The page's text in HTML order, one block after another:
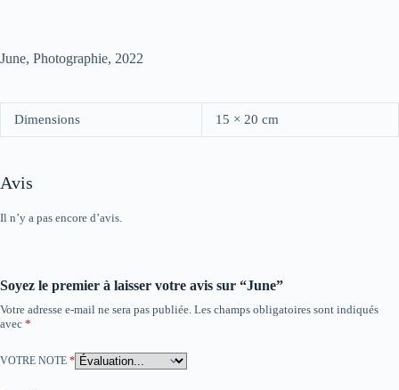
June, Photographie, 2022
Dimensions 15 × 20 cm
Avis
Il n’y a pas encore d’avis.
Soyez le premier à laisser votre avis sur “June”
Votre adresse e-mail ne sera pas publiée. Les champs obligatoires sont indiqués
avec *
VOTRE NOTE *